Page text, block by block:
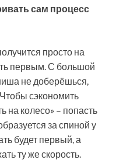
сам процесс
просто на
первым. С большой
не доберёшься,
сэкономить
на колесо» – попасть
за спиной у
будет первый, а
ту же скорость.